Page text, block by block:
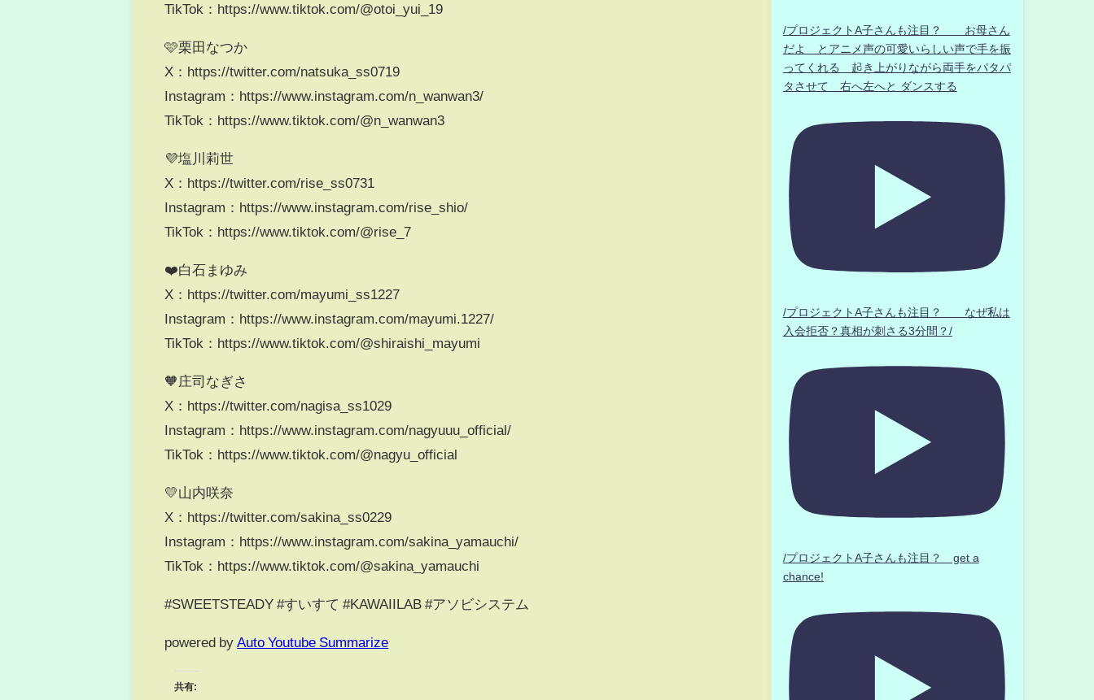
TikTok：https://www.tiktok.com/@otoi_yui_19
🩷栗田なつか
X：https://twitter.com/natsuka_ss0719
Instagram：https://www.instagram.com/n_wanwan3/
TikTok：https://www.tiktok.com/@n_wanwan3
💜塩川莉世
X：https://twitter.com/rise_ss0731
Instagram：https://www.instagram.com/rise_shio/
TikTok：https://www.tiktok.com/@rise_7
❤️白石まゆみ
X：https://twitter.com/mayumi_ss1227
Instagram：https://www.instagram.com/mayumi.1227/
TikTok：https://www.tiktok.com/@shiraishi_mayumi
🧡庄司なぎさ
X：https://twitter.com/nagisa_ss1029
Instagram：https://www.instagram.com/nagyuuu_official/
TikTok：https://www.tiktok.com/@nagyu_official
💛山内咲奈
X：https://twitter.com/sakina_ss0229
Instagram：https://www.instagram.com/sakina_yamauchi/
TikTok：https://www.tiktok.com/@sakina_yamauchi
#SWEETSTEADY #すいすて #KAWAIILAB #アソビシステム
powered by Auto Youtube Summarize
共有:
/プロジェクトA子さんも注目？ お母さん
だよ とアニメ声の可愛いらしい声で手を振
ってくれる 起き上がりながら両手をパタパ
タさせて 右へ左へと ダンスする
/プロジェクトA子さんも注目？ なぜ私は
入会拒否？真相が刺さる3分間？/
/プロジェクトA子さんも注目？ get a
chance!